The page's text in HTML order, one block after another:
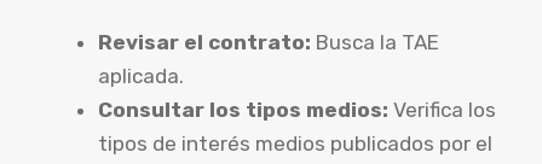
Revisar el contrato: Busca la TAE
aplicada.
Consultar los tipos medios: Verifica los
tipos de interés medios publicados por el